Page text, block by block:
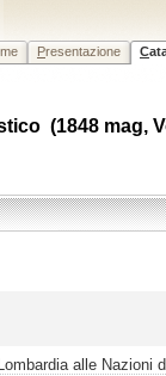
Presentazione C
(1848 mag,
alle Nazioni